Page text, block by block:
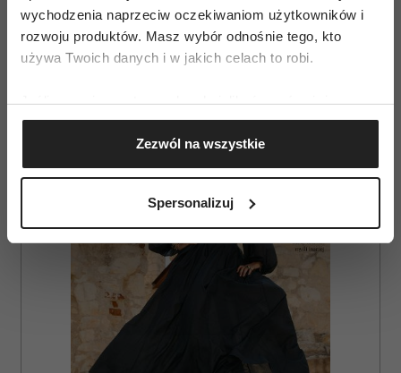
wychodzenia naprzeciw oczekiwaniom użytkowników i
rozwoju produktów. Masz wybór odnośnie tego, kto
używa Twoich danych i w jakich celach to robi.
Jeśli wyrazisz na to zgodę, chcielibyśmy również:
Gromadzić dane dotyczące Twojej lokalizacji
geograficznej z dokładnością nawet do kilku metrów
Identyfikować Twoje urządzenie, aktywnie
(fingerprinting, czyli wirtualny odcisk palca)
dane są przetwarzane oraz ustaw własne preferencje w
sekcji szczegółów
. W Deklaracji plików cookie możesz
zmienić lub wycofać swoją zgodę w dowolnej chwili.
Wykorzystujemy pliki cookie do spersonalizowania treści
i reklam, aby oferować funkcje społecznościowe i
Zezwól na wszystkie
Spersonalizuj